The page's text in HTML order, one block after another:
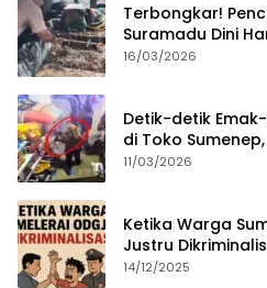
Terbongkar!
Suramadu Dini
16/03/2026
Detik-detik
di Toko
11/03/2026
Ketika Warga
Justru
14/12/2025